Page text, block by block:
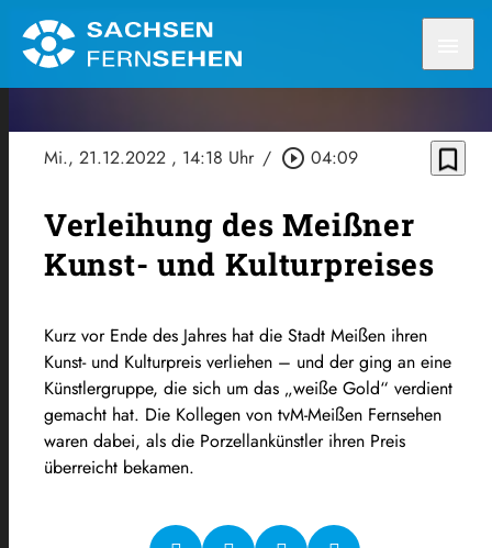
Mi., 21.12.2022 , 14:18 Uhr / play_circle_outline 04:09 bookmark_border
Verleihung des Meißner
Kunst- und Kulturpreises
Kurz vor Ende des Jahres hat die Stadt Meißen ihren
Kunst- und Kulturpreis verliehen – und der ging an eine
Künstlergruppe, die sich um das „weiße Gold“ verdient
gemacht hat. Die Kollegen von tvM-Meißen Fernsehen
waren dabei, als die Porzellankünstler ihren Preis
überreicht bekamen.